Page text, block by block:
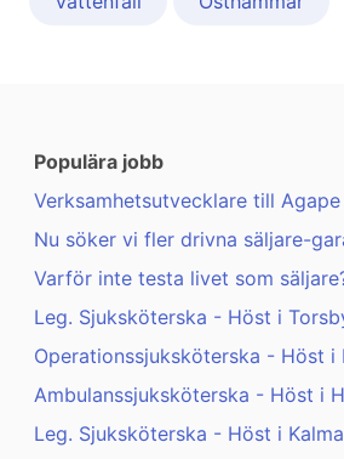
Populära jobb
Verksamhetsutvecklare till Agape
Nu söker vi fler drivna säljare-
Varför inte testa livet som
Leg. Sjuksköterska - Höst i
Operationssjuksköterska - Höst i
Ambulanssjuksköterska - Höst i
Leg. Sjuksköterska - Höst i